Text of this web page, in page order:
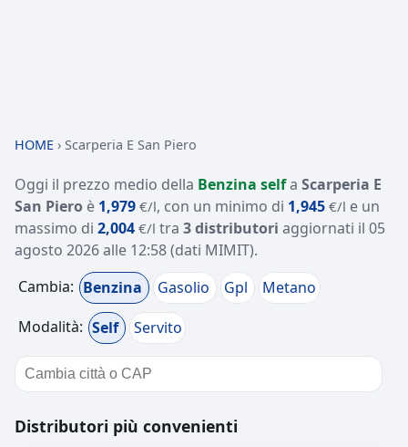
HOME › Scarperia E San Piero
Oggi il prezzo medio della Benzina selfa Scarperia E
San Piero è 1,979 €/l, con un minimo di 1,945 €/l e un
massimo di 2,004 €/l tra 3 distributori aggiornati il 05
agosto 2026 alle 12:58(dati MIMIT).
Cambia: Benzina Gasolio Gpl
Metano
Modalità: Self Servito
Distributori più convenienti